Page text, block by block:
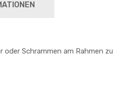
oder Schrammen am Rahmen zu